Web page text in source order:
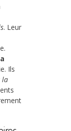
. Leur
Ils
la